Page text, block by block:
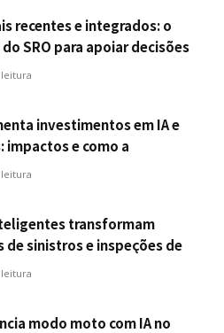
recentes e integrados: o
SRO para apoiar decisões
investimentos em IA e
impactos e como a
autônoma transforma o
transformam
de sinistros e inspeções de
modo moto com IA no